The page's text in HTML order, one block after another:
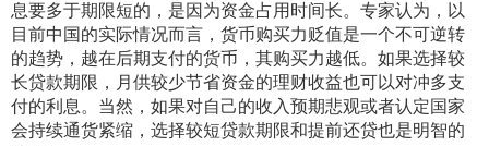
息要多于期限短的，是因为资金占用时间长。专家认为，以
目前中国的实际情况而言，货币购买力贬值是一个不可逆转
的趋势，越在后期支付的货币，其购买力越低。如果选择较
长贷款期限，月供较少节省资金的理财收益也可以对冲多支
付的利息。当然，如果对自己的收入预期悲观或者认定国家
会持续通货紧缩，选择较短贷款期限和提前还贷也是明智的